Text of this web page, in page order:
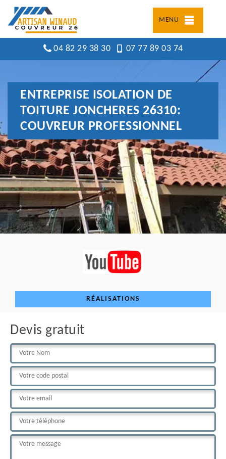
MENU
04 82 29 38 30 07 77 89 03 74
ENTREPRISE ISOLATION DE
TOITURE JONCHERES 26310:
COUVREUR PROFESSIONNEL
RÉALISATIONS
Devis gratuit